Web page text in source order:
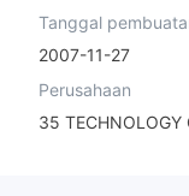
Tanggal
2007-11-27
Perusahaan
35 TECHNOLOGY